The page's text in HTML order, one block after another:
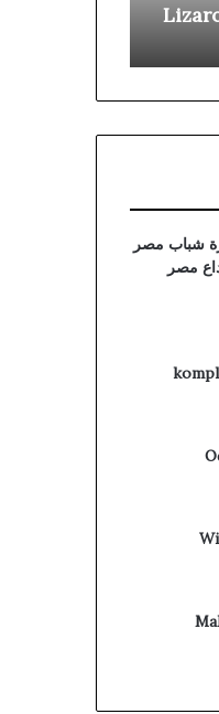
handleiding)
شباب مصر
مصر